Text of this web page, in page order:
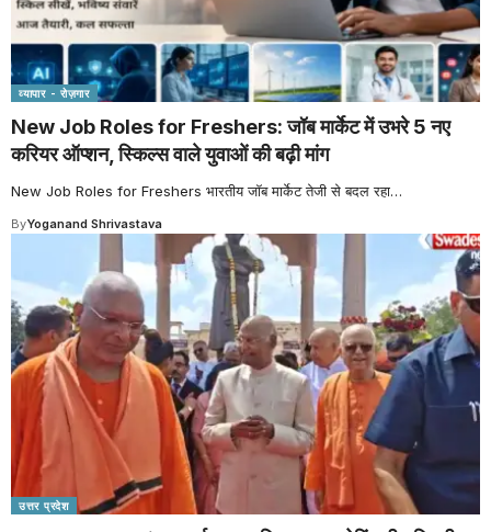
व्यापार - रोज़गार
New Job Roles for Freshers: जॉब मार्केट में उभरे 5 नए
करियर ऑप्शन, स्किल्स वाले युवाओं की बढ़ी मांग
New Job Roles for Freshers भारतीय जॉब मार्केट तेजी से बदल रहा…
ByYoganand Shrivastava
उत्तर प्रदेश